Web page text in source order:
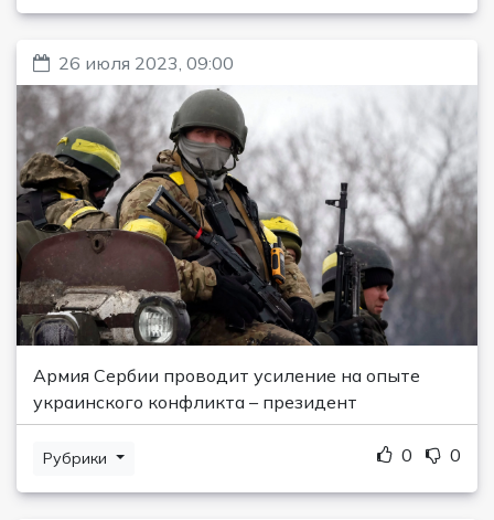
26 июля 2023, 09:00
Армия Сербии проводит усиление на опыте
украинского конфликта – президент
Рубрики 0 0